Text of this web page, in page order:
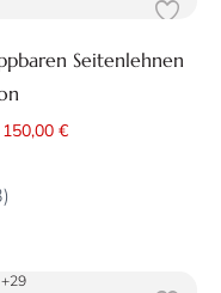
Seitenlehnen
150,00 €
+29